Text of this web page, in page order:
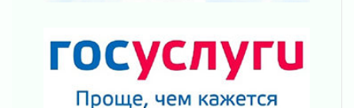
01 августа 2026
Болезнь девственниц и вампиров
Безмолвный крик о помощи